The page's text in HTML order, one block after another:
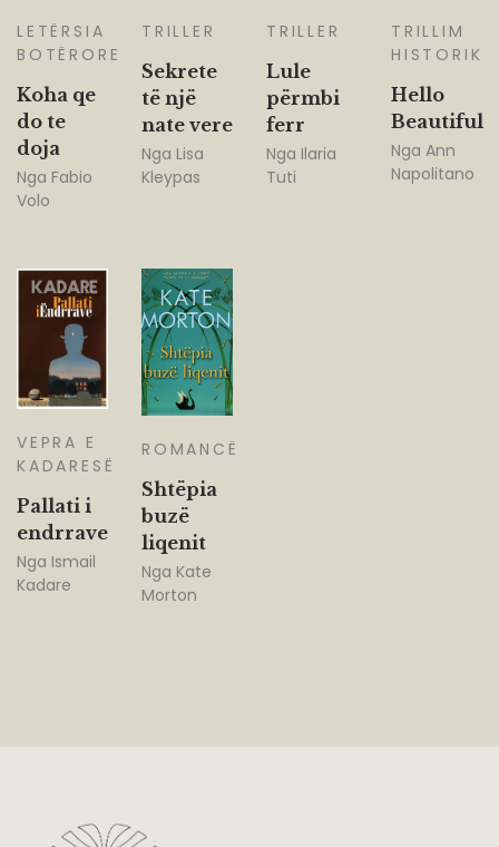
LETËRSIA
BOTËRORE
Koha qe
do te
doja
Nga Fabio
Volo
TRILLER
Sekrete
të një
nate vere
Nga Lisa
Kleypas
TRILLER
Lule
përmbi
ferr
Nga Ilaria
Tuti
TRILLIM
HISTORIK
Hello
Beautiful
Nga Ann
Napolitano
VEPRA E
KADARESË
Pallati i
endrrave
Nga Ismail
Kadare
ROMANCË
Shtëpia
buzë
liqenit
Nga Kate
Morton